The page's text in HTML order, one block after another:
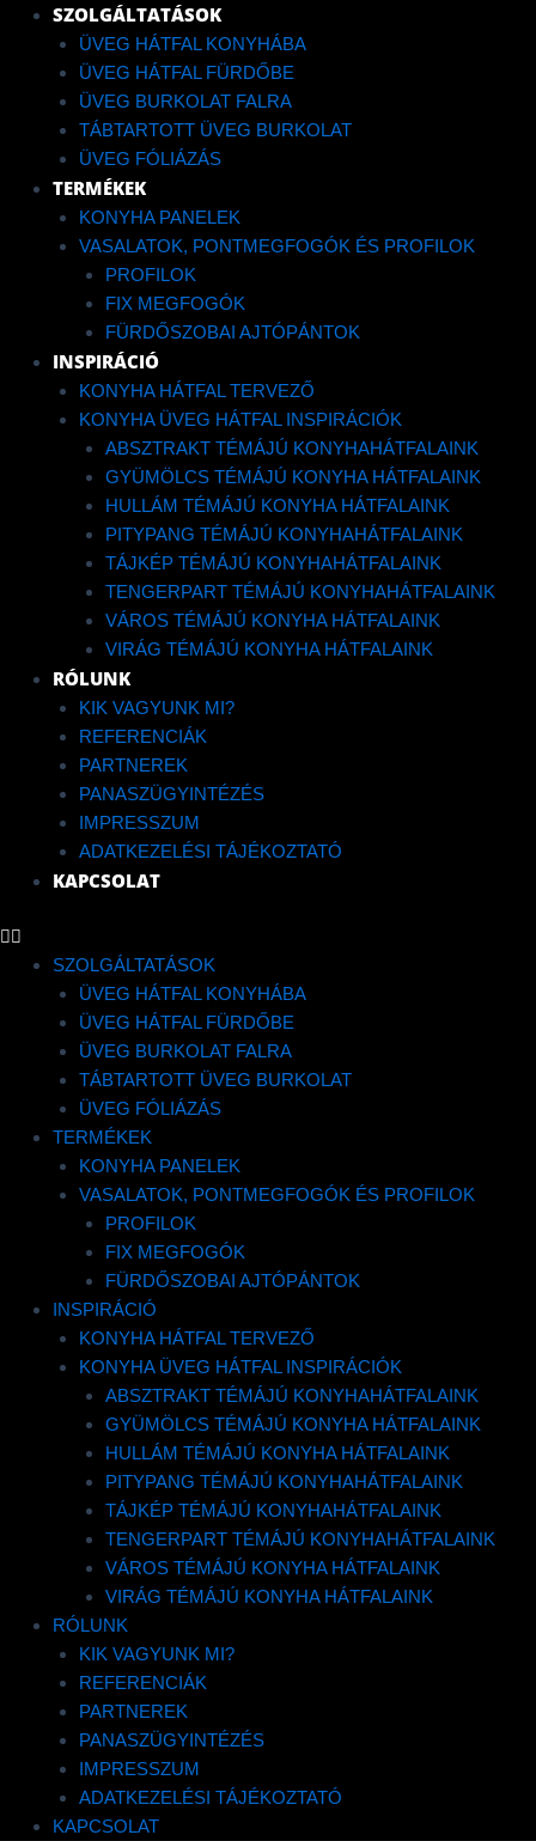
SZOLGÁLTATÁSOK
ÜVEG HÁTFAL KONYHÁBA
ÜVEG HÁTFAL FÜRDŐBE
ÜVEG BURKOLAT FALRA
TÁBTARTOTT ÜVEG BURKOLAT
ÜVEG FÓLIÁZÁS
TERMÉKEK
KONYHA PANELEK
VASALATOK, PONTMEGFOGÓK ÉS PROFILOK
PROFILOK
FIX MEGFOGÓK
FÜRDŐSZOBAI AJTÓPÁNTOK
INSPIRÁCIÓ
KONYHA HÁTFAL TERVEZŐ
KONYHA ÜVEG HÁTFAL INSPIRÁCIÓK
ABSZTRAKT TÉMÁJÚ KONYHAHÁTFALAINK
GYÜMÖLCS TÉMÁJÚ KONYHA HÁTFALAINK
HULLÁM TÉMÁJÚ KONYHA HÁTFALAINK
PITYPANG TÉMÁJÚ KONYHAHÁTFALAINK
TÁJKÉP TÉMÁJÚ KONYHAHÁTFALAINK
TENGERPART TÉMÁJÚ KONYHAHÁTFALAINK
VÁROS TÉMÁJÚ KONYHA HÁTFALAINK
VIRÁG TÉMÁJÚ KONYHA HÁTFALAINK
RÓLUNK
KIK VAGYUNK MI?
REFERENCIÁK
PARTNEREK
PANASZÜGYINTÉZÉS
IMPRESSZUM
ADATKEZELÉSI TÁJÉKOZTATÓ
KAPCSOLAT
Menü
SZOLGÁLTATÁSOK
ÜVEG HÁTFAL KONYHÁBA
ÜVEG HÁTFAL FÜRDŐBE
ÜVEG BURKOLAT FALRA
TÁBTARTOTT ÜVEG BURKOLAT
ÜVEG FÓLIÁZÁS
TERMÉKEK
KONYHA PANELEK
VASALATOK, PONTMEGFOGÓK ÉS PROFILOK
PROFILOK
FIX MEGFOGÓK
FÜRDŐSZOBAI AJTÓPÁNTOK
INSPIRÁCIÓ
KONYHA HÁTFAL TERVEZŐ
KONYHA ÜVEG HÁTFAL INSPIRÁCIÓK
ABSZTRAKT TÉMÁJÚ KONYHAHÁTFALAINK
GYÜMÖLCS TÉMÁJÚ KONYHA HÁTFALAINK
HULLÁM TÉMÁJÚ KONYHA HÁTFALAINK
PITYPANG TÉMÁJÚ KONYHAHÁTFALAINK
TÁJKÉP TÉMÁJÚ KONYHAHÁTFALAINK
TENGERPART TÉMÁJÚ KONYHAHÁTFALAINK
VÁROS TÉMÁJÚ KONYHA HÁTFALAINK
VIRÁG TÉMÁJÚ KONYHA HÁTFALAINK
RÓLUNK
KIK VAGYUNK MI?
REFERENCIÁK
PARTNEREK
PANASZÜGYINTÉZÉS
IMPRESSZUM
ADATKEZELÉSI TÁJÉKOZTATÓ
KAPCSOLAT
LUXURY
GLASS
NYOMTATOTT
ZUHANYKABIN
RATING: 0
A zuhanykabin tulajdonságai
• Tisztítás: Könnyedén tisztítható nedves
mosószeres ronggyal, az antibakteriális
felületnek köszönhetően
• Jobbról vagy balról is kérhető ajtónyílással
• Edzett üveg lévén ütésállósága sokkal
nagyobb mint a sima üvegé
• Víz és szennyeződés lepergető
• Beépítése gyors és koszmentes
• Akár egyedi méretben is rendelhető
Méret: 90 x 90 cm
Magasság: 190 cm
Edzett biztonsági üveg: 6 mm
50 000
Luxury
nyomtatott
zuhanykabin
mennyiség
KOSÁRBA TESZEM
SHARE